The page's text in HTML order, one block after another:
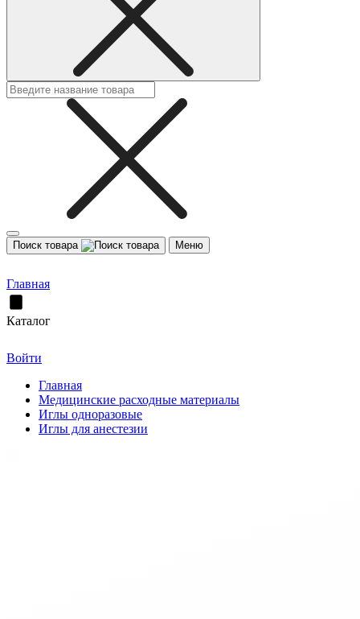
Поиск товара Меню
Главная
Каталог
Войти
Главная
Медицинские расходные материалы
Иглы одноразовые
Иглы для анестезии